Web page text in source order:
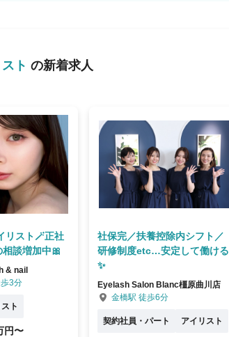
ト の新着求人
リスト🪄正社
談増加中🎀
& nail
3分
ト
円〜
社保完／扶養控除内シフト／
研修制度etc…安定して働ける
✨
Eyelash Salon Blanc橿原曲川店
金橋駅 徒歩6分
契約社員・パート アイリスト